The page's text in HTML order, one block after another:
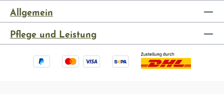
Allgemein
Pflege und Leistung